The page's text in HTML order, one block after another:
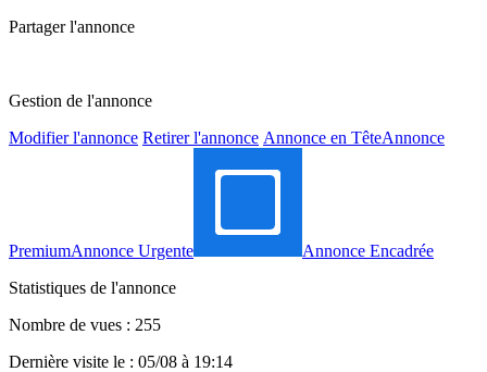
Partager l'annonce
Gestion de l'annonce
Modifier l'annonce Retirer l'annonce Annonce en TêteAnnonce
PremiumAnnonce Urgente
Annonce Encadrée
Statistiques de l'annonce
Nombre de vues : 255
Dernière visite le : 05/08 à 19:14